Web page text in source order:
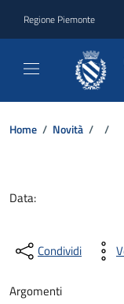
Regione Piemonte
Home / Novità / /
Data:
Condividi
Argomenti